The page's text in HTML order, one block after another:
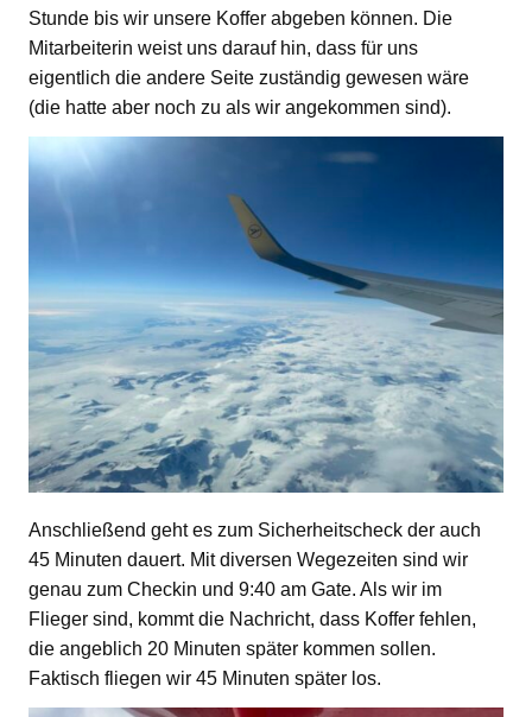
Stunde bis wir unsere Koffer abgeben können. Die
Mitarbeiterin weist uns darauf hin, dass für uns
eigentlich die andere Seite zuständig gewesen wäre
(die hatte aber noch zu als wir angekommen sind).
Anschließend geht es zum Sicherheitscheck der auch
45 Minuten dauert. Mit diversen Wegezeiten sind wir
genau zum Checkin und 9:40 am Gate. Als wir im
Flieger sind, kommt die Nachricht, dass Koffer fehlen,
die angeblich 20 Minuten später kommen sollen.
Faktisch fliegen wir 45 Minuten später los.